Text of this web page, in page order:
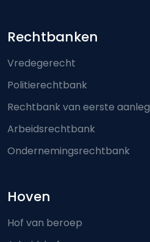
Footer-menu
Rechtbanken
Vredegerecht
Politierechtbank
Rechtbank van eerste aanleg
Arbeidsrechtbank
Ondernemingsrechtbank
Hoven
Hof van beroep